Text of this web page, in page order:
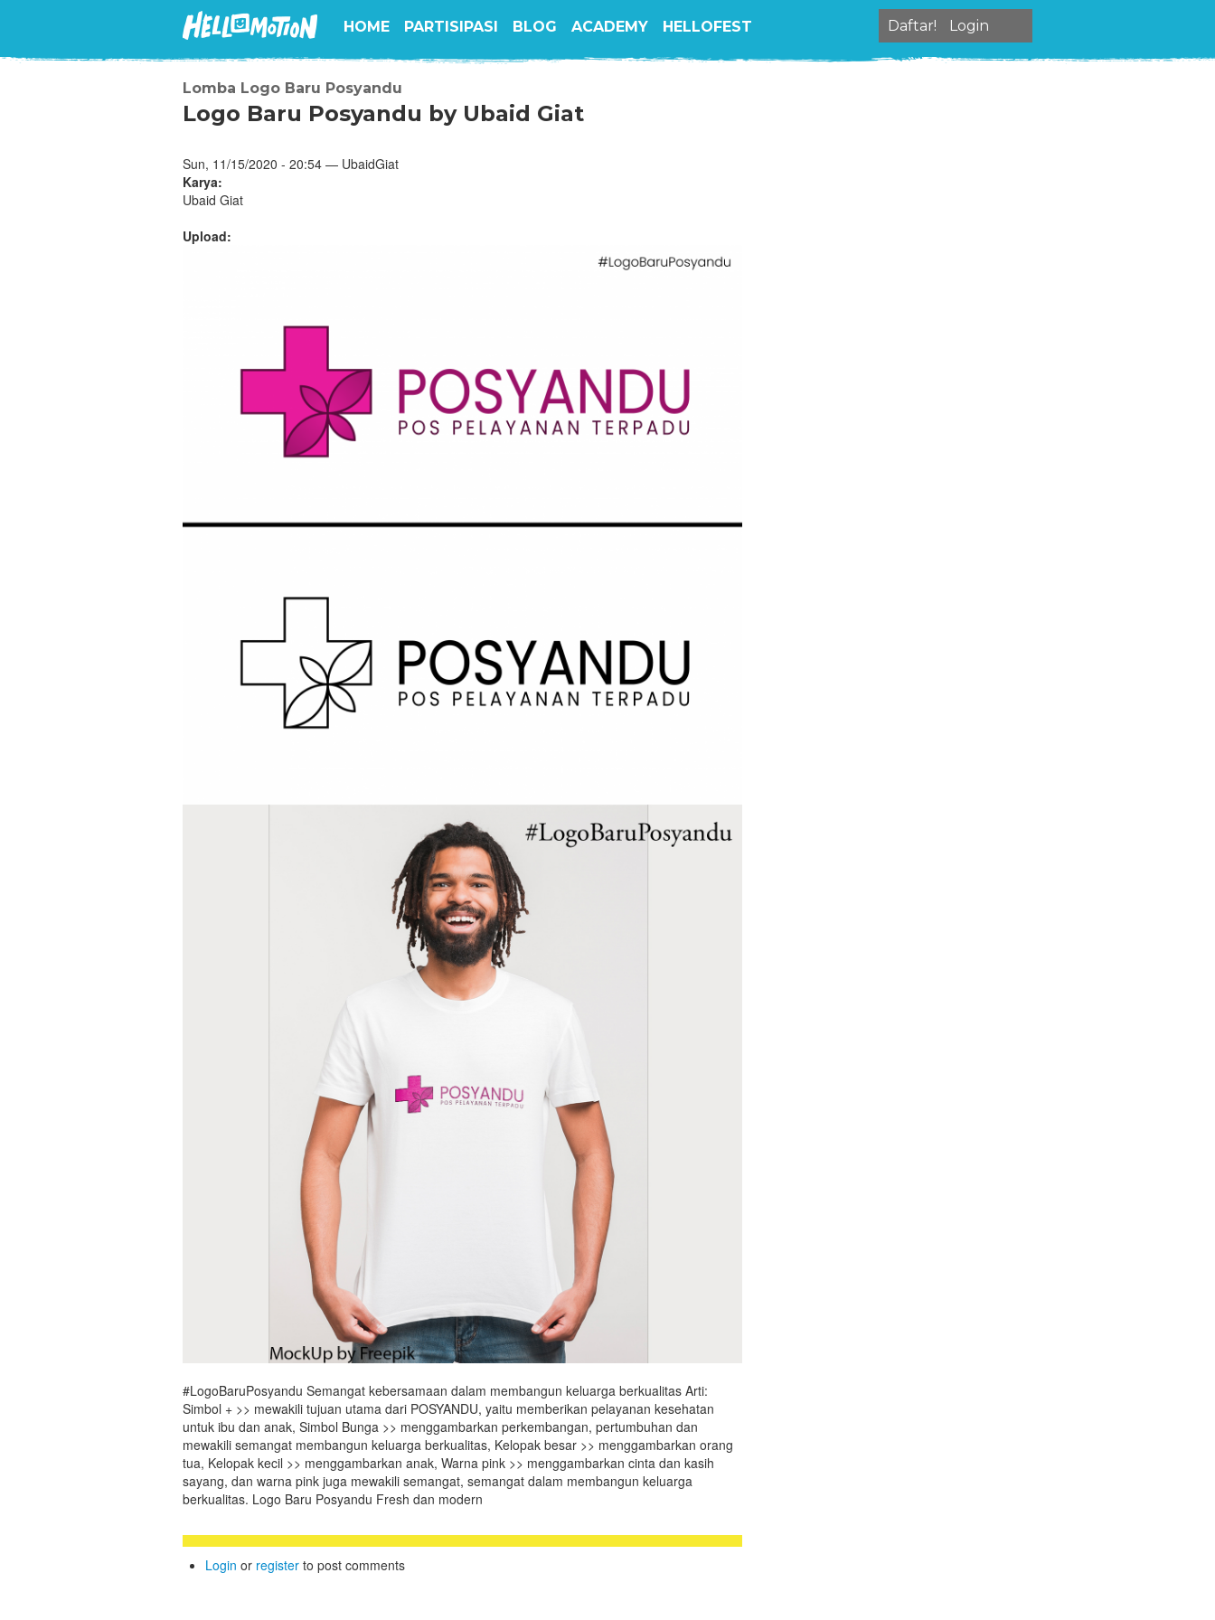
HOME PARTISIPASI BLOG ACADEMY HELLOFEST Daftar! Login
Lomba Logo Baru Posyandu
Logo Baru Posyandu by Ubaid Giat
Sun, 11/15/2020 - 20:54 — UbaidGiat
Karya:
Ubaid Giat
Upload:
#LogoBaruPosyandu Semangat kebersamaan dalam membangun keluarga berkualitas Arti:
Simbol + >> mewakili tujuan utama dari POSYANDU, yaitu memberikan pelayanan kesehatan
untuk ibu dan anak, Simbol Bunga >> menggambarkan perkembangan, pertumbuhan dan
mewakili semangat membangun keluarga berkualitas, Kelopak besar >> menggambarkan orang
tua, Kelopak kecil >> menggambarkan anak, Warna pink >> menggambarkan cinta dan kasih
sayang, dan warna pink juga mewakili semangat, semangat dalam membangun keluarga
berkualitas. Logo Baru Posyandu Fresh dan modern
Login or register to post comments